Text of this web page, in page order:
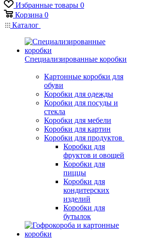
Избранные товары 0
Корзина 0
Каталог
Специализированные коробки
Картонные коробки для
обуви
Коробки для одежды
Коробки для посуды и
стекла
Коробки для мебели
Коробки для картин
Коробки для продуктов
Коробки для
фруктов и овощей
Коробки для
пиццы
Коробки для
кондитерских
изделий
Коробки для
бутылок